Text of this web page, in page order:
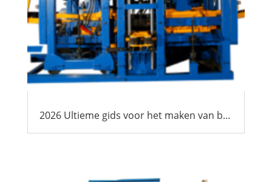
2026 Ultieme gids voor het maken van blokken in Afrika: Mogelijkheden, Kosten & Beste praktijken voor exporteurs